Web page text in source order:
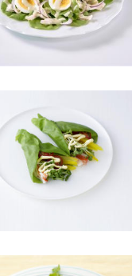
テレビ・ラジオ